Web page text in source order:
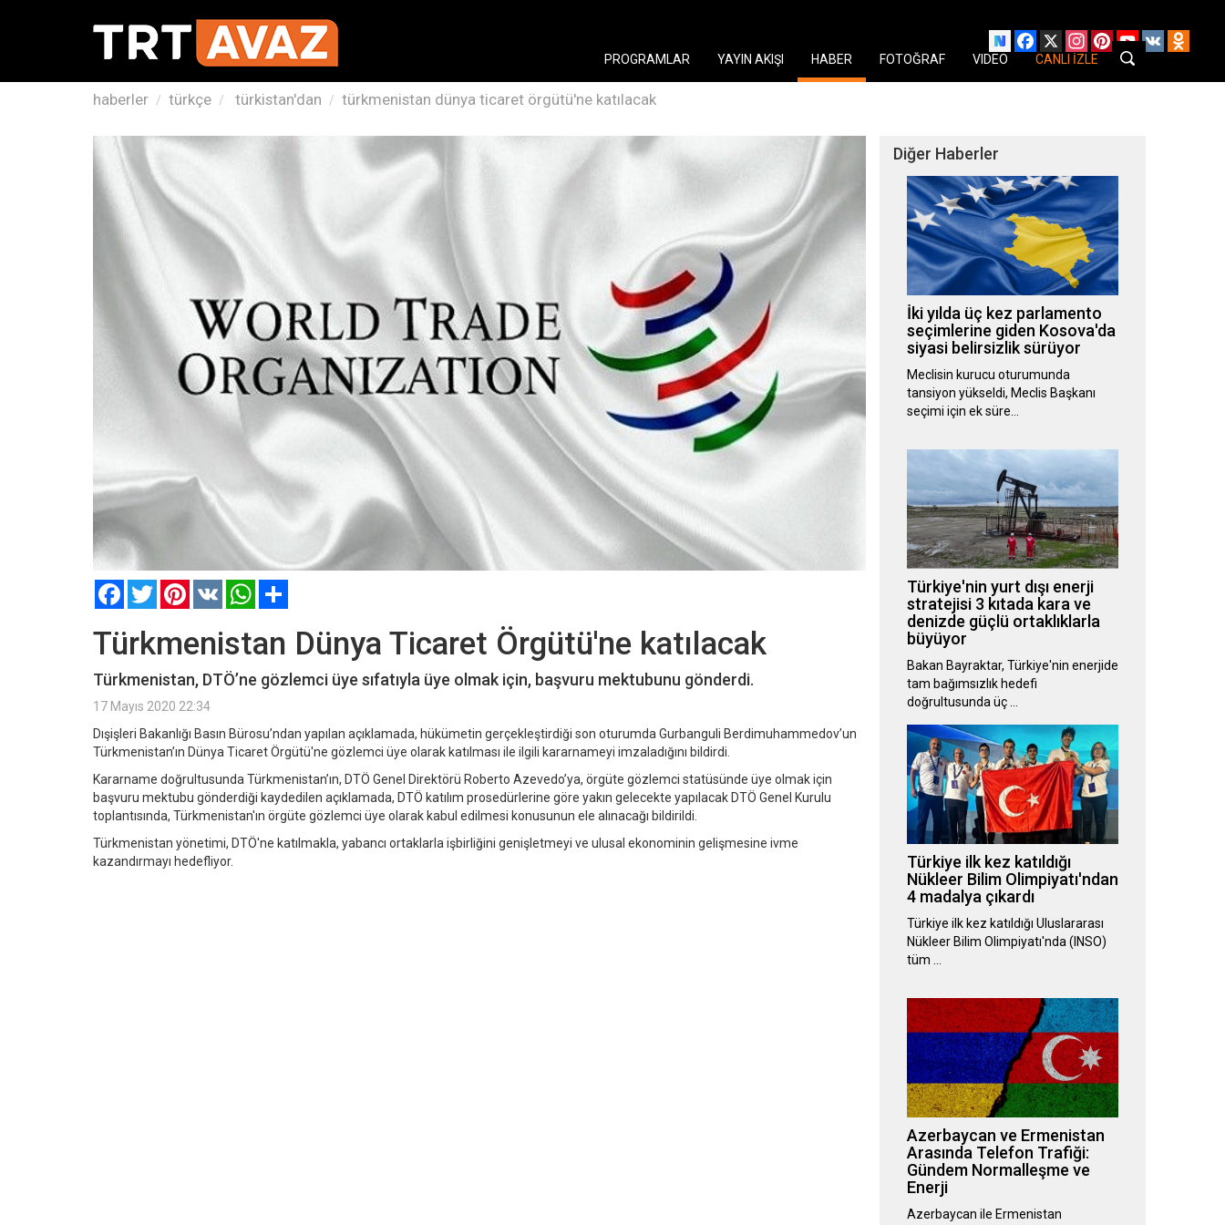
Facebook
X Instagram
PinterestYouTube
VK
PROGRAMLAR
YAYIN AKIŞI HABER FOTOĞRAF VIDEO CANLI İZLE
haberler türkçe türkistan'dan türkmenistan dünya ticaret örgütü'ne katılacak
FacebookTwitterPinterest
VK WhatsApp
Türkmenistan Dünya Ticaret Örgütü'ne katılacak
Türkmenistan, DTÖ’ne gözlemci üye sıfatıyla üye olmak için, başvuru mektubunu gönderdi.
17 Mayıs 2020 22:34
Dışişleri Bakanlığı Basın Bürosu’ndan yapılan açıklamada, hükümetin gerçekleştirdiği son oturumda Gurbanguli Berdimuhammedov’un
Türkmenistan’ın Dünya Ticaret Örgütü'ne gözlemci üye olarak katılması ile ilgili kararnameyi imzaladığını bildirdi.
Kararname doğrultusunda Türkmenistan’ın, DTÖ Genel Direktörü Roberto Azevedo’ya, örgüte gözlemci statüsünde üye olmak için
başvuru mektubu gönderdiği kaydedilen açıklamada, DTÖ katılım prosedürlerine göre yakın gelecekte yapılacak DTÖ Genel Kurulu
toplantısında, Türkmenistan'ın örgüte gözlemci üye olarak kabul edilmesi konusunun ele alınacağı bildirildi.
Türkmenistan yönetimi, DTÖ'ne katılmakla, yabancı ortaklarla işbirliğini genişletmeyi ve ulusal ekonominin gelişmesine ivme
kazandırmayı hedefliyor.
Diğer Haberler
İki yılda üç kez parlamento
seçimlerine giden Kosova'da
siyasi belirsizlik sürüyor
Meclisin kurucu oturumunda
tansiyon yükseldi, Meclis Başkanı
seçimi için ek süre…
Türkiye'nin yurt dışı enerji
stratejisi 3 kıtada kara ve
denizde güçlü ortaklıklarla
büyüyor
Bakan Bayraktar, Türkiye'nin enerjide
tam bağımsızlık hedefi
doğrultusunda üç …
Türkiye ilk kez katıldığı
Nükleer Bilim Olimpiyatı'ndan
4 madalya çıkardı
Türkiye ilk kez katıldığı Uluslararası
Nükleer Bilim Olimpiyatı'nda (INSO)
tüm …
Azerbaycan ve Ermenistan
Arasında Telefon Trafiği:
Gündem Normalleşme ve
Enerji
Azerbaycan ile Ermenistan